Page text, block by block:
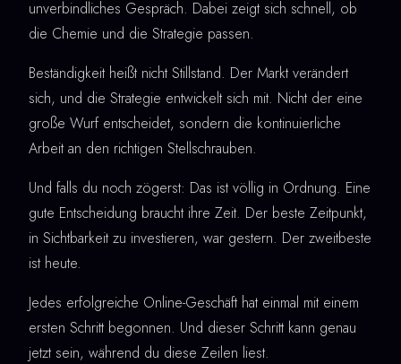
unverbindliches Gespräch. Dabei zeigt sich schnell, ob
die Chemie und die Strategie passen.
Beständigkeit heißt nicht Stillstand. Der Markt verändert
sich, und die Strategie entwickelt sich mit. Nicht der eine
große Wurf entscheidet, sondern die kontinuierliche
Arbeit an den richtigen Stellschrauben.
Und falls du noch zögerst: Das ist völlig in Ordnung. Eine
gute Entscheidung braucht ihre Zeit. Der beste Zeitpunkt,
in Sichtbarkeit zu investieren, war gestern. Der zweitbeste
ist heute.
Jedes erfolgreiche Online-Geschäft hat einmal mit einem
ersten Schritt begonnen. Und dieser Schritt kann genau
jetzt sein, während du diese Zeilen liest.